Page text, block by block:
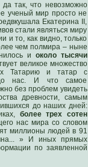
так, что невозможно
ученый мир просто не
Екатерина II,
стали являться миру
и то, как видно, только
чем полмира – ныне
и около тысячи
великое множество
Татарию и татар с
нас. И что самое
без проблем увидеть
древности, самым
до наших дней:
более трех сотен
нас мира со словом
миллионы людей в 91
» И иных прямых
по заявленной